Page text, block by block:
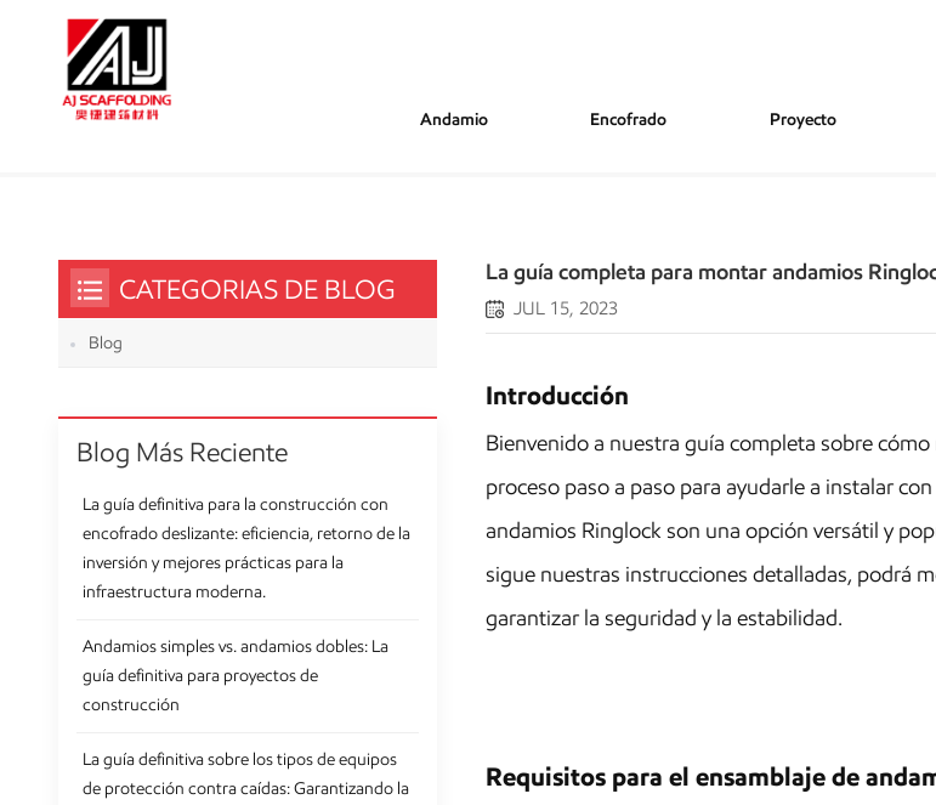
Andamio Encofrado Proyecto
La guía completa para montar andamios
JUL 15, 2023
Introducción
Bienvenido a nuestra guía completa sobre
proceso paso a paso para ayudarle a instalar
andamios Ringlock son una opción versátil y
sigue nuestras instrucciones detalladas, podrá
garantizar la seguridad y la estabilidad.
Requisitos para el ensamblaje de
CATEGORIAS DE BLOG
Blog
Blog Más Reciente
La guía definitiva para la construcción con
encofrado deslizante: eficiencia, retorno de la
inversión y mejores prácticas para la
infraestructura moderna.
Andamios simples vs. andamios dobles: La
guía definitiva para proyectos de
construcción
La guía definitiva sobre los tipos de equipos
de protección contra caídas: Garantizando la